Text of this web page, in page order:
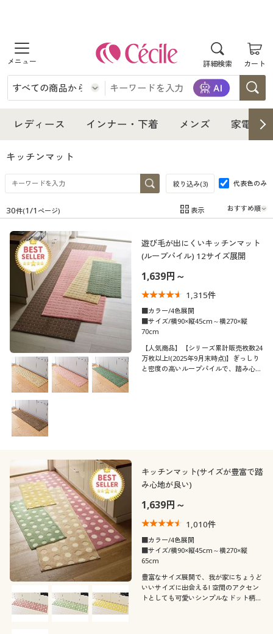
詳細検索 カート
商品を探す
レディース
レディースファッション
女性下着
インナー・下着
インナー・下着通販すべて
女性下着
メンズ下着
ジュニア・ティーンズ下着
メンズ
メンズ通販すべて
メンズファッション
メンズ下着
家電・雑貨
家電・雑貨すべて
家電
キッチン・雑貨・日用品
寝具・インテリア・家具
寝具・インテリア・家具通販すべて
家具・収納
寝具・ベッド
カーテン・ラグ・ファブリック
美容・健康
美容・健康通販すべて
美容・健康・サプリメント
制服・スクール
制服・スクールすべて
制服・学生服
ジュニア・ティーンズ下着
大きいサイズ
大きいサイズ通販すべて
大きいサイズ レディース服
大きいサイズ レディース下着
大きいサイズ メンズ
大きいサイズ 事務・制服
バーゲン
バーゲンセール
シークレットセール
詳細検索
商品カテゴリ一覧
カタログ・チラシからのご注文
デジタルカタログ
カタログ無料プレゼント
会員メニュー
マイページ
レディース インナー・下着 メンズ 家電・
キッチンマット
絞り込み(3) 代表色のみ
在庫 在庫のある商品のみ表示
カテゴリ
口コミ
(4〜4.9)
カラー
価格 ～ 円
閉じる
30件(1/1 ページ) 表示
遊び毛が出にくいキッチンマット
(ループパイル) 12サイズ展開
1,639円～
1,315件
■カラー/4色展開
■サイズ/横90×縦45cm～横270×縦
70cm
【人気商品】【シリーズ累計販売枚数24
万枚以上!(2025年9月末時点)】ぎっしり
と密度の高いループパイルで、踏み心地
キッチンマット(サイズが豊富で踏
み心地が良い)
1,639円～
1,010件
■カラー/4色展開
■サイズ/横90×縦45cm～横270×縦
65cm
豊富なサイズ展開で、我が家にちょうど
いいサイズに出会える! 空間のアクセン
トとしても可愛いシンプルなドット柄の